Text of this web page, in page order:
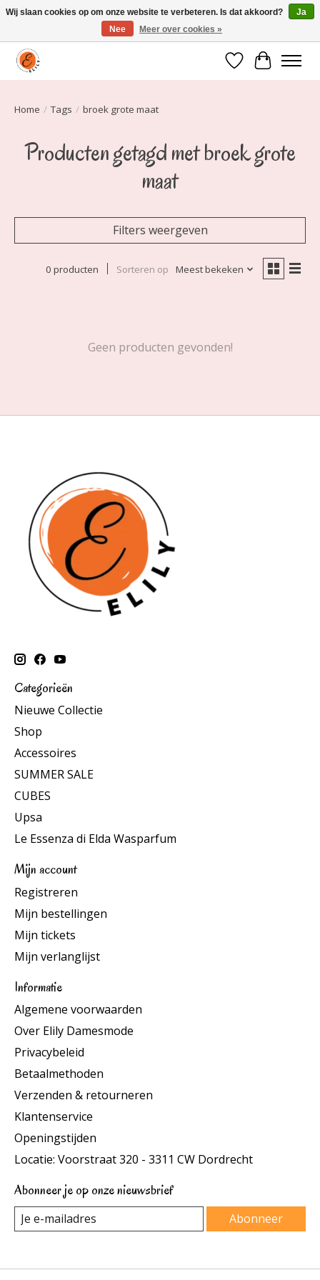
Elily is er om jou te laten stralen! Mode vanaf maat 34 t/m 54
Verlanglijst
Home / Tags / broek grote maat
Producten getagd met broek grote
maat
Filters weergeven
0 producten Sorteren op Meest bekeken
Geen producten gevonden!
Categorieën
Nieuwe Collectie
Shop
Accessoires
SUMMER SALE
CUBES
Upsa
Le Essenza di Elda Wasparfum
Mijn account
Registreren
Mijn bestellingen
Mijn tickets
Mijn verlanglijst
Informatie
Algemene voorwaarden
Over Elily Damesmode
Privacybeleid
Betaalmethoden
Verzenden & retourneren
Klantenservice
Openingstijden
Locatie: Voorstraat 320 - 3311 CW Dordrecht
Abonneer je op onze nieuwsbrief
Abonneer
Wij slaan cookies op om onze website te verbeteren. Is dat akkoord?
Ja
Nee
Meer over cookies »